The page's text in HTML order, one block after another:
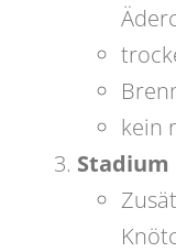
kein
Stadium